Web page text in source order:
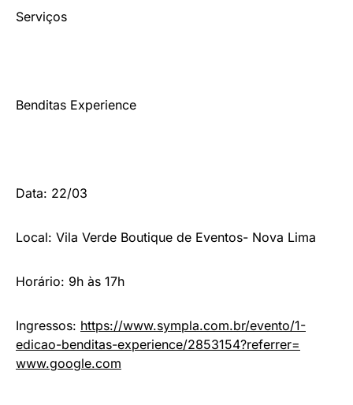
Serviços
Benditas Experience
Data: 22/03
Local: Vila Verde Boutique de Eventos- Nova Lima
Horário: 9h às 17h
Ingressos: https://www.sympla.com.br/evento/1-
edicao-benditas-experience/2853154?referrer=
www.google.com